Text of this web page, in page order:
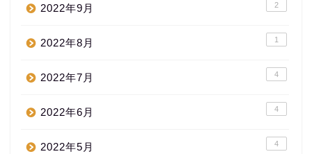
2022年9月 2
2022年8月 1
2022年7月 4
2022年6月 4
2022年5月 4